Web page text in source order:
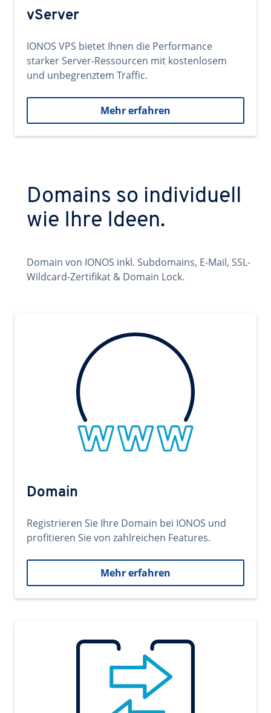
vServer
IONOS VPS bietet Ihnen die Performance
starker Server-Ressourcen mit kostenlosem
und unbegrenztem Traffic.
Mehr erfahren
Domains so individuell
wie Ihre Ideen.
Domain von IONOS inkl. Subdomains, E-Mail, SSL-
Wildcard-Zertifikat & Domain Lock.
Domain
Registrieren Sie Ihre Domain bei IONOS und
profitieren Sie von zahlreichen Features.
Mehr erfahren